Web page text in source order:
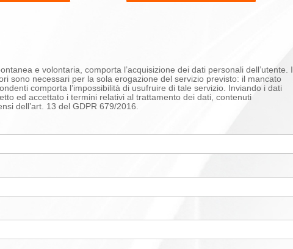
e volontaria, comporta l’acquisizione dei dati personali dell’utente. I
sono necessari per la sola erogazione del servizio previsto: il mancato
comporta l’impossibilità di usufruire di tale servizio. Inviando i dati
ed accettato i termini relativi al trattamento dei dati, contenuti
dell’art. 13 del GDPR 679/2016.